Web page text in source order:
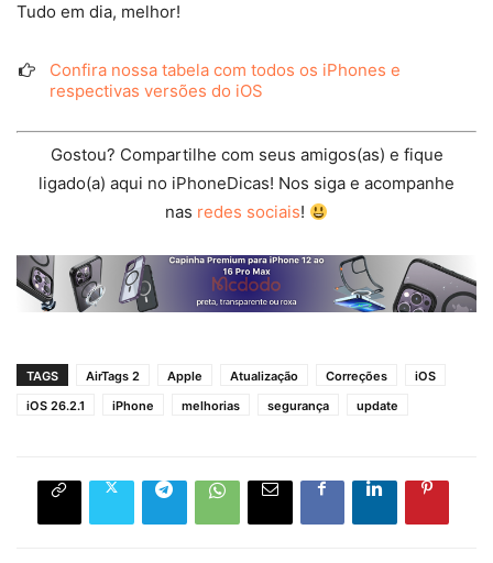
Tudo em dia, melhor!
Confira nossa tabela com todos os iPhones e
respectivas versões do iOS
Gostou? Compartilhe com seus amigos(as) e fique
ligado(a) aqui no iPhoneDicas! Nos siga e acompanhe
nas redes sociais!
TAGS AirTags 2 Apple Atualização Correções
iOS
iOS 26.2.1
iPhone melhorias segurança update